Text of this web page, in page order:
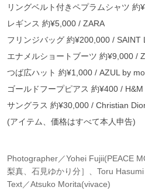
リングベルト付きペプラムシャツ 約
レギンス 約¥5,000 / ZARA
フリンジバッグ 約¥200,000 / SAINT
エナメルショートブーツ 約¥9,000 /
つば広ハット 約¥1,000 / AZUL by
ゴールドフープピアス 約¥400 / H&M
サングラス 約¥30,000 / Christian
(アイテム、価格はすべて本人申告)
Photographer／Yohei Fujii(PEACE
梨真、石見ゆかり分］、Toru
Text／Atsuko Morita(vivace)